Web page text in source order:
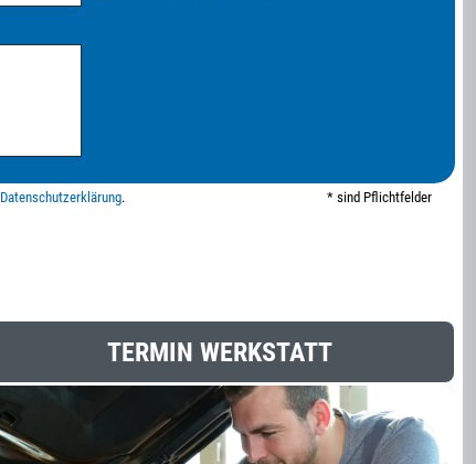
Datenschutzerklärung. * sind Pflichtfelder
TERMIN WERKSTATT